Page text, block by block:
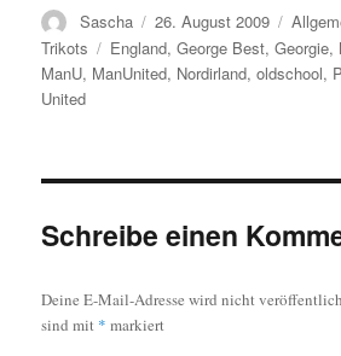
Autor
Sascha
Veröffentlicht
am
26. August 2009
Trikots
Schlagwörter
England,George Best,Georgie,
ManU, ManUnited, Nordirland,oldschool,
United
Schreibe einen
Deine E-Mail-Adresse wird nicht
sind mit * markiert